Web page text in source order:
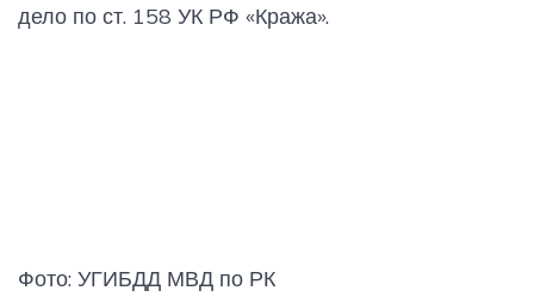
дело по ст. 158 УК РФ «Кража».
Фото: УГИБДД МВД по РК